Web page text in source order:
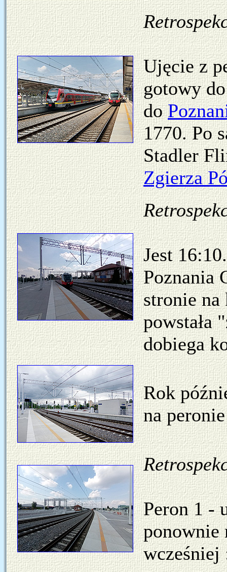
Ujęcie z
gotowy
do
1770. Po
Stadler
Zgierza
Jest
Poznania
stronie na
powstała
dobiega
Rok
na
Peron 1 -
ponownie
wcześniej